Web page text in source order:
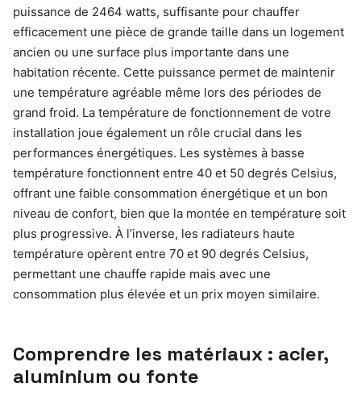
puissance de 2464 watts, suffisante pour chauffer
efficacement une pièce de grande taille dans un logement
ancien ou une surface plus importante dans une
habitation récente. Cette puissance permet de maintenir
une température agréable même lors des périodes de
grand froid. La température de fonctionnement de votre
installation joue également un rôle crucial dans les
performances énergétiques. Les systèmes à basse
température fonctionnent entre 40 et 50 degrés Celsius,
offrant une faible consommation énergétique et un bon
niveau de confort, bien que la montée en température soit
plus progressive. À l’inverse, les radiateurs haute
température opèrent entre 70 et 90 degrés Celsius,
permettant une chauffe rapide mais avec une
consommation plus élevée et un prix moyen similaire.
Comprendre les matériaux : acier,
aluminium ou fonte